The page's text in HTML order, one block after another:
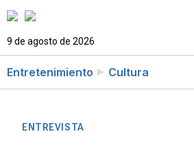
9 de agosto de 2026
Entretenimiento Cultura
ENTREVISTA